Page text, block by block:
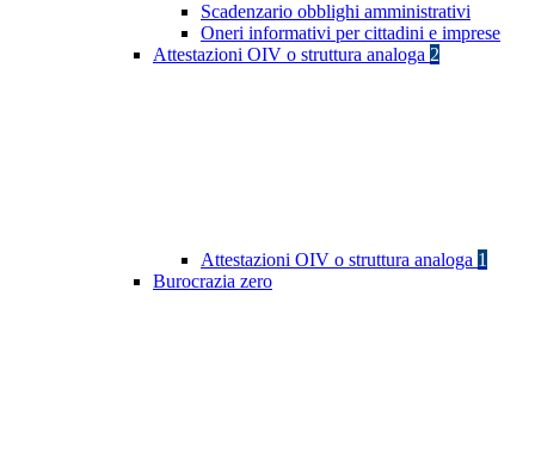
Scadenzario obblighi amministrativi
Oneri informativi per cittadini e imprese
Attestazioni OIV o struttura analoga 2
Attestazioni OIV o struttura analoga 1
Burocrazia zero